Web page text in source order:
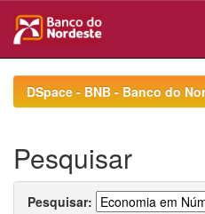
navigationDSpace - BNB - Banco do
Pesquisar
Pesquisar: